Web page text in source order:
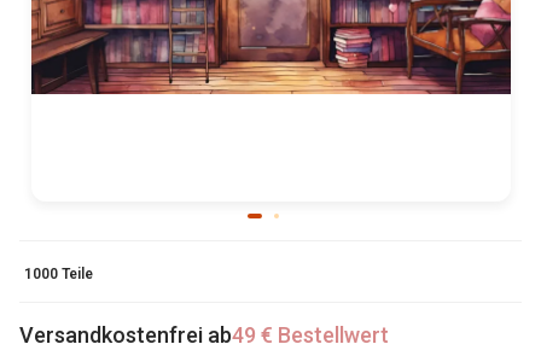
1000 Teile
Versandkostenfrei ab49 € Bestellwert